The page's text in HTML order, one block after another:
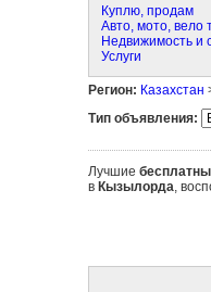
Куплю, продам
Авто, мото, вело
Недвижимость и
Услуги
Регион: Казахстан
Тип объявления:
Лучшие
в Кызылорда,